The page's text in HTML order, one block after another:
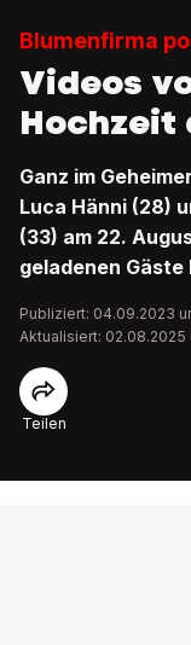
Blumenfirma
Videos
Ganz im
Luca Hänni (28)
(33) am 22.
geladenen
Publiziert: 04.09.2023
Aktualisiert: 02.08.2025
Teilen